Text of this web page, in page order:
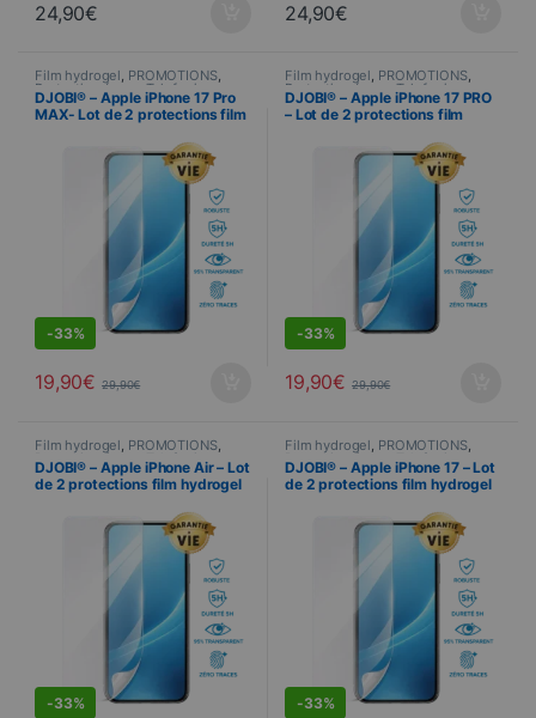
24,90€ 24,90€
Film hydrogel, PROMOTIONS,
Protection écran ,Telefonie
DJOBI® – Apple iPhone 17 Pro
MAX- Lot de 2 protections film
-33%
19,90€ 29,90€
DEALS
Film hydrogel, PROMOTIONS,
Protection écran ,Telefonie
DJOBI® – Apple iPhone 17 PRO
– Lot de 2 protections film
-33%
19,90€ 29,90€
Film hydrogel, PROMOTIONS,
Protection écran ,Telefonie
DJOBI® – Apple iPhone Air – Lot
de 2 protections film hydrogel
-33%
DEALS
Film hydrogel, PROMOTIONS,
Protection écran ,Telefonie
DJOBI® – Apple iPhone 17 – Lot
de 2 protections film hydrogel
-33%